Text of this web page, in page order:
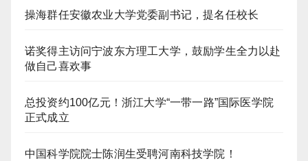
操海群任安徽农业大学党委副书记，提名任校长
诺奖得主访问宁波东方理工大学，鼓励学生全力以赴
做自己喜欢事
总投资约100亿元！浙江大学“一带一路”国际医学院
正式成立
中国科学院院士陈润生受聘河南科技学院！